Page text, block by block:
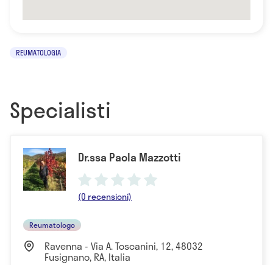
REUMATOLOGIA
Specialisti
Dr.ssa Paola Mazzotti
(0 recensioni)
Reumatologo
Ravenna - Via A. Toscanini, 12, 48032
Fusignano, RA, Italia